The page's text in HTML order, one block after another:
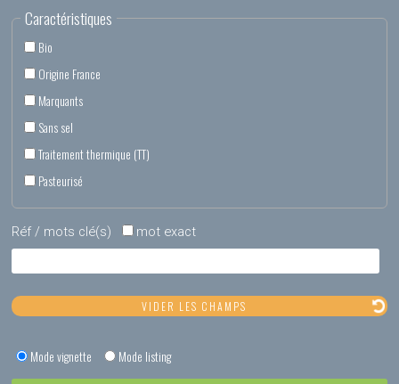
Caractéristiques
Bio
Origine France
Marquants
Sans sel
Traitement thermique (TT)
Pasteurisé
Réf / mots clé(s) mot exact
Mode vignette Mode listing